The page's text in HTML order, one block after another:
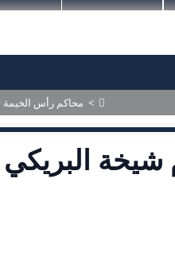
> محاكم رأس الخيمة تكرّم